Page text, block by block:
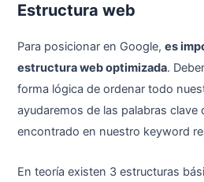
Estructura web
Para posicionar en Google,es
estructura web optimizada.
forma lógica de ordenar todo
ayudaremos de las palabras clave
encontrado en nuestro keyword
En teoría existen 3 estructuras